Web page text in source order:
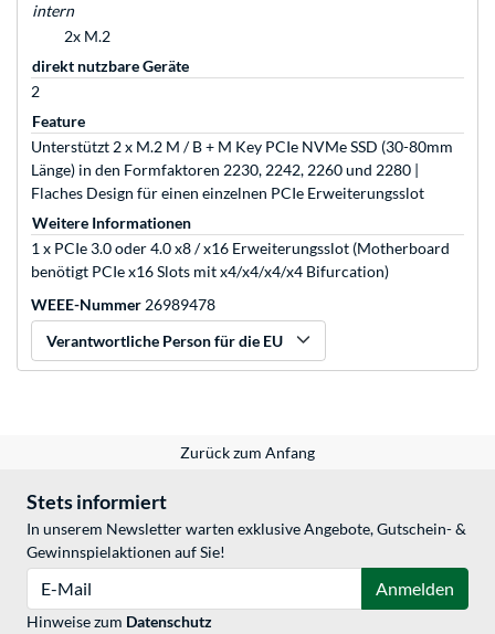
intern
2x M.2
direkt nutzbare Geräte
2
Feature
Unterstützt 2 x M.2 M / B + M Key PCIe NVMe SSD (30-80mm
Länge) in den Formfaktoren 2230, 2242, 2260 und 2280 |
Flaches Design für einen einzelnen PCIe Erweiterungsslot
Weitere Informationen
1 x PCIe 3.0 oder 4.0 x8 / x16 Erweiterungsslot (Motherboard
benötigt PCIe x16 Slots mit x4/x4/x4/x4 Bifurcation)
WEEE-Nummer 26989478
Verantwortliche Person für die EU
Zurück zum Anfang
Stets informiert
In unserem Newsletter warten exklusive Angebote, Gutschein- &
Gewinnspielaktionen auf Sie!
Anmelden
Hinweise zum Datenschutz